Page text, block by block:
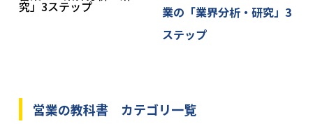
業の「業界分析・研究」3
ステップ
営業の教科書 カテゴリ一覧